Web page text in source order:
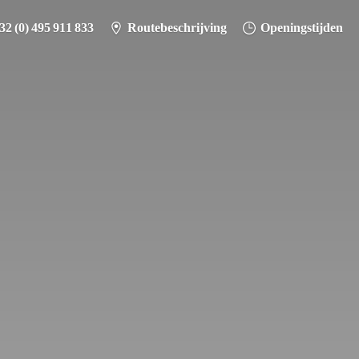
(0) 495 911 833 Routebeschrijving Openingstijden